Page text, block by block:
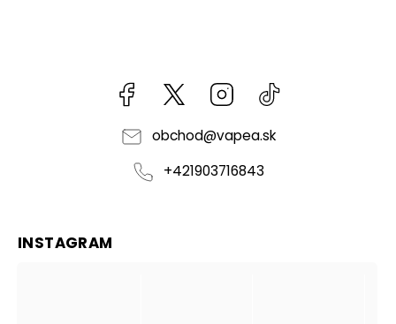
Facebook kzifcak85131Instagram
obchod@vapea.sk
+421903716843
INSTAGRAM